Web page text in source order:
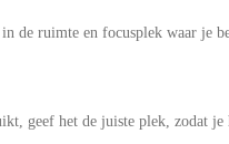
de ruimte en focusplek waar je
geef het de juiste plek, zodat